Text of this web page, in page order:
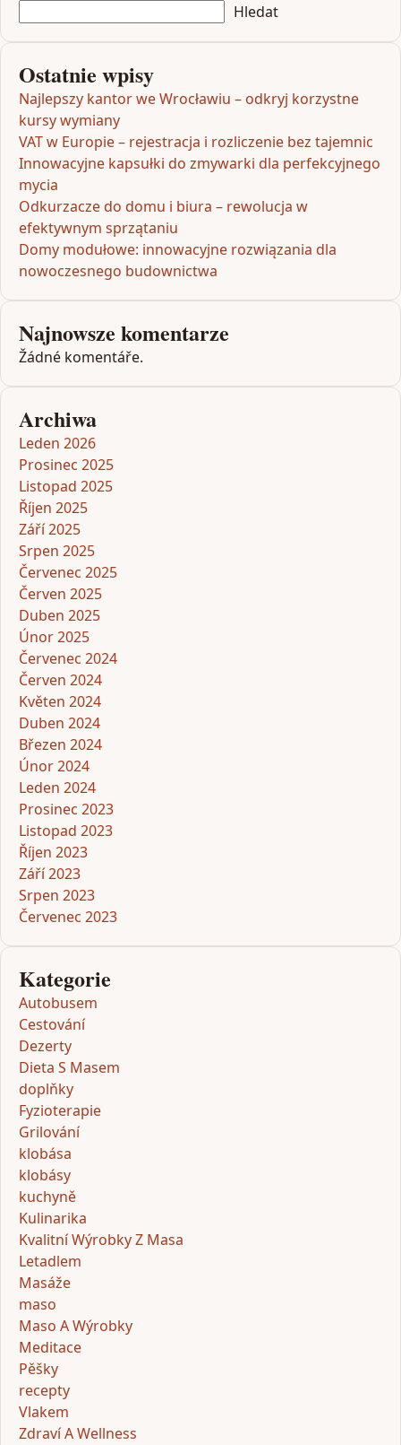
Hledat
Ostatnie wpisy
Najlepszy kantor we Wrocławiu – odkryj korzystne
kursy wymiany
VAT w Europie – rejestracja i rozliczenie bez tajemnic
Innowacyjne kapsułki do zmywarki dla perfekcyjnego
mycia
Odkurzacze do domu i biura – rewolucja w
efektywnym sprzątaniu
Domy modułowe: innowacyjne rozwiązania dla
nowoczesnego budownictwa
Najnowsze komentarze
Žádné komentáře.
Archiwa
Leden 2026
Prosinec 2025
Listopad 2025
Říjen 2025
Září 2025
Srpen 2025
Červenec 2025
Červen 2025
Duben 2025
Únor 2025
Červenec 2024
Červen 2024
Květen 2024
Duben 2024
Březen 2024
Únor 2024
Leden 2024
Prosinec 2023
Listopad 2023
Říjen 2023
Září 2023
Srpen 2023
Červenec 2023
Kategorie
Autobusem
Cestování
Dezerty
Dieta S Masem
doplňky
Fyzioterapie
Grilování
klobása
klobásy
kuchyně
Kulinarika
Kvalitní Wýrobky Z Masa
Letadlem
Masáže
maso
Maso A Wýrobky
Meditace
Pěšky
recepty
Vlakem
Zdraví A Wellness